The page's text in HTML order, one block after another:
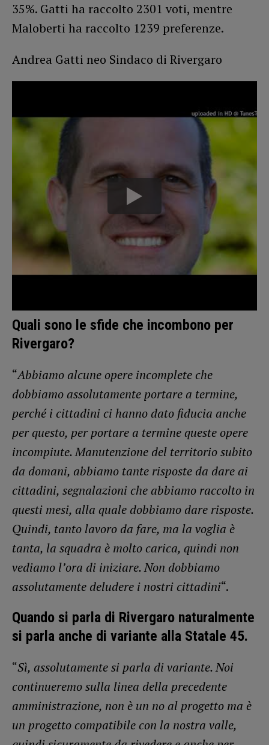
35%. Gatti ha raccolto 2301 voti, mentre
Maloberti ha raccolto 1239 preferenze.
Andrea Gatti neo Sindaco di Rivergaro
Quali sono le sfide che incombono per
Rivergaro?
“Abbiamo alcune opere incomplete che
dobbiamo assolutamente portare a termine,
perché i cittadini ci hanno dato fiducia anche
per questo, per portare a termine queste opere
incompiute. Manutenzione del territorio subito
da domani, abbiamo tante risposte da dare ai
cittadini, segnalazioni che abbiamo raccolto in
questi mesi, alla quale dobbiamo dare risposte.
Quindi, tanto lavoro da fare, ma la voglia è
tanta, la squadra è molto carica, quindi non
vediamo l’ora di iniziare. Non dobbiamo
assolutamente deludere i nostri cittadini“.
Quando si parla di Rivergaro naturalmente
si parla anche di variante alla Statale 45.
“Sì, assolutamente si parla di variante. Noi
continueremo sulla linea della precedente
amministrazione, non è un no al progetto ma è
un progetto compatibile con la nostra valle,